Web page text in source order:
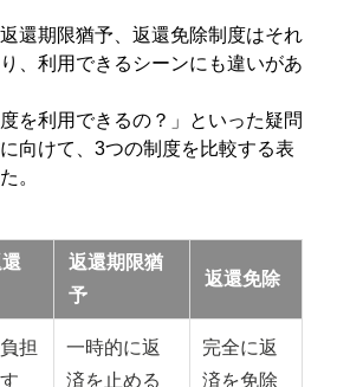
還期限猶予、返還免除制度はそれ
、利用できるシーンにも違いがあ
度を利用できるの？」といった疑問
向けて、3つの制度を比較する表
。
返還期限猶
予
返還免除
担
一時的に返
済を止める
完全に返
済を免除